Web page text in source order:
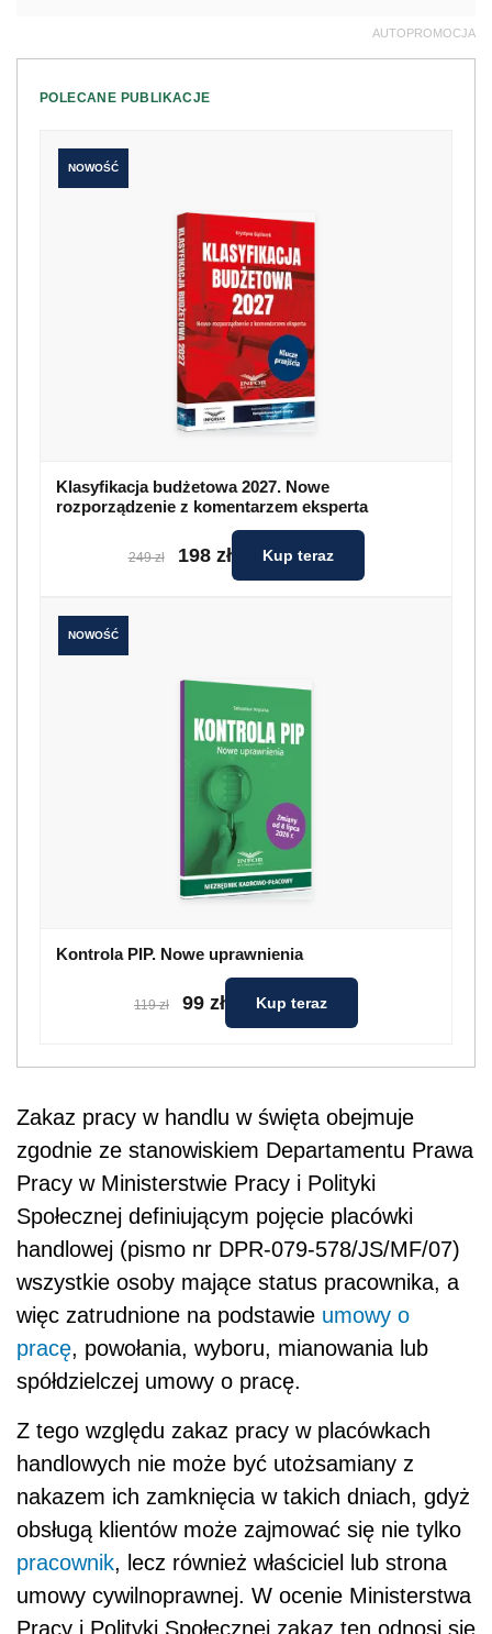
AUTOPROMOCJA
POLECANE PUBLIKACJE
NOWOŚĆ
Klasyfikacja budżetowa 2027. Nowe
rozporządzenie z komentarzem eksperta
249 zł 198 zł Kup teraz
NOWOŚĆ
Kontrola PIP. Nowe uprawnienia
119 zł 99 zł Kup teraz
Zakaz pracy w handlu w święta obejmuje
zgodnie ze stanowiskiem Departamentu Prawa
Pracy w Ministerstwie Pracy i Polityki
Społecznej definiującym pojęcie placówki
handlowej (pismo nr DPR-079-578/JS/MF/07)
wszystkie osoby mające status pracownika, a
więc zatrudnione na podstawie umowy o
pracę, powołania, wyboru, mianowania lub
spółdzielczej umowy o pracę.
Z tego względu zakaz pracy w placówkach
handlowych nie może być utożsamiany z
nakazem ich zamknięcia w takich dniach, gdyż
obsługą klientów może zajmować się nie tylko
pracownik, lecz również właściciel lub strona
umowy cywilnoprawnej. W ocenie Ministerstwa
Pracy i Polityki Społecznej zakaz ten odnosi się